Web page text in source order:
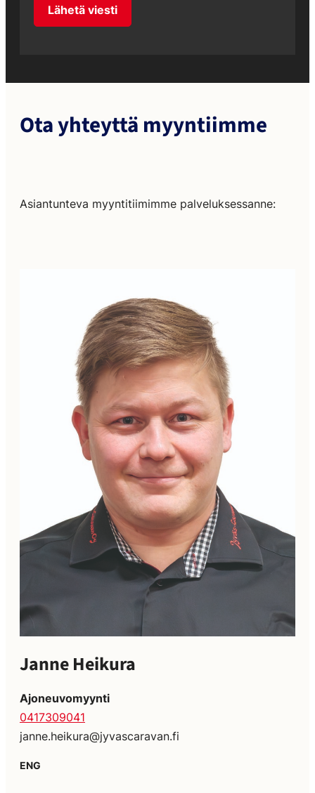
Lähetä viesti
Ota yhteyttä myyntiimme
Asiantunteva myyntitiimimme palveluksessanne:
Janne Heikura
Ajoneuvomyynti
0417309041
janne.heikura@jyvascaravan.fi
ENG